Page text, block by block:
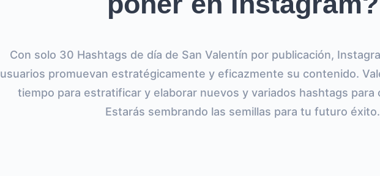
Con solo 30 Hashtags de día de San Valentín por publicación,
usuarios promuevan estratégicamente y eficazmente su contenido.
tiempo para estratificar y elaborar nuevos y variados hashtags para
Estarás sembrando las semillas para tu futuro éxito.